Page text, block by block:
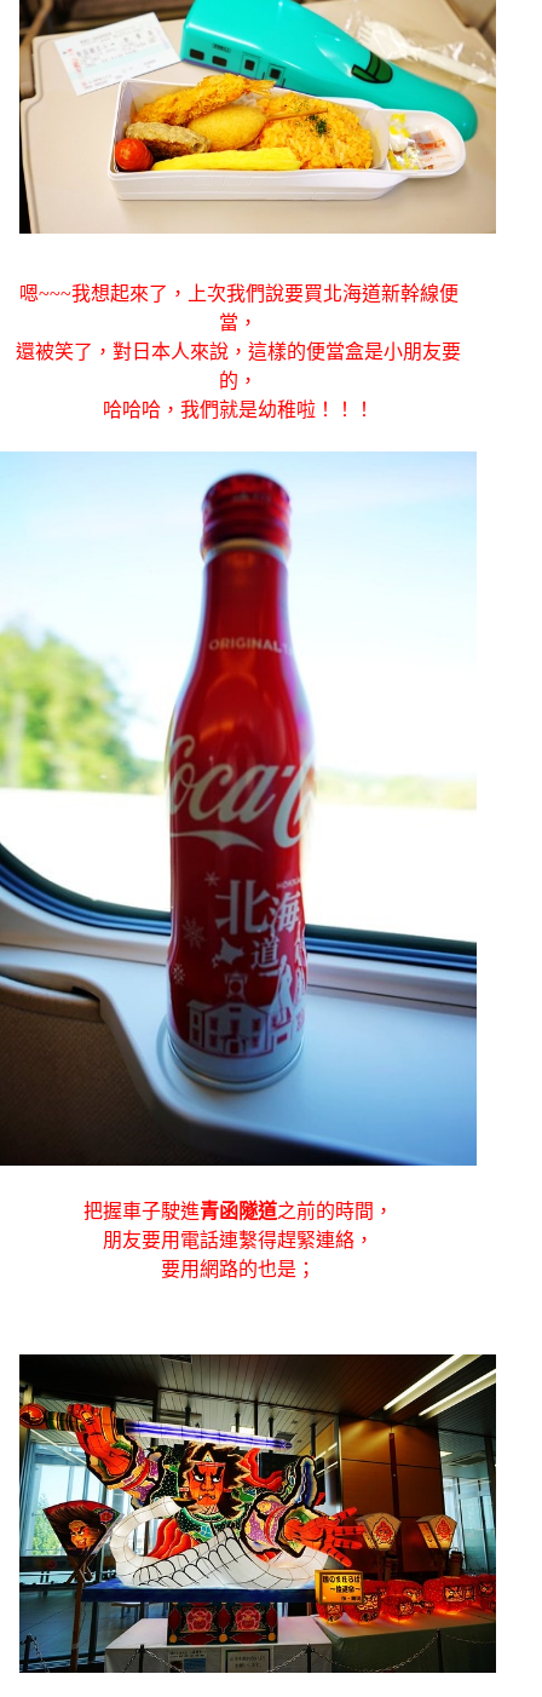
嗯~~~我想起來了，上次我們說要買北海道新幹線便
當，
還被笑了，對日本人來說，這樣的便當盒是小朋友要
的，
哈哈哈，我們就是幼稚啦！！！
把握車子駛進青函隧道之前的時間，
朋友要用電話連繫得趕緊連絡，
要用網路的也是；